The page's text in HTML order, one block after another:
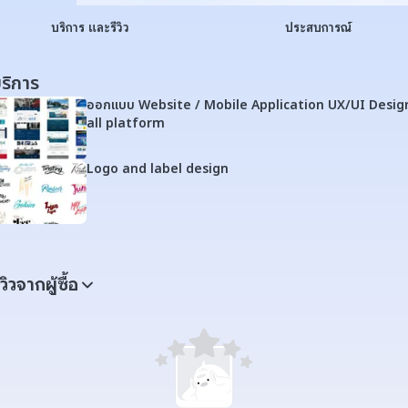
บริการ และรีวิว ประสบการณ์
การ
ออกแบบ Website / Mobile Application UX/UI
all platform
Logo and label design
วจากผู้ซื้อ